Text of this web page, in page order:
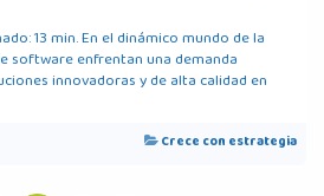
13 min. En el dinámico mundo de la
software enfrentan una demanda
innovadoras y de alta calidad en
Crece con estrategia